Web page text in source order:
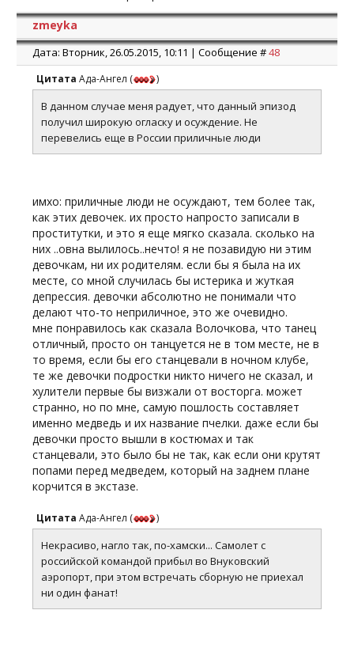
zmeyka
Дата: Вторник, 26.05.2015, 10:11 | Сообщение #48
Цитата Ада-Ангел ( )
В данном случае меня радует, что данный эпизод
получил широкую огласку и осуждение. Не
перевелись еще в России приличные люди
имхо: приличные люди не осуждают, тем более так,
как этих девочек. их просто напросто записали в
проститутки, и это я еще мягко сказала. сколько на
них ..овна вылилось..нечто! я не позавидую ни этим
девочкам, ни их родителям. если бы я была на их
месте, со мной случилась бы истерика и жуткая
депрессия. девочки абсолютно не понимали что
делают что-то неприличное, это же очевидно.
мне понравилось как сказала Волочкова, что танец
отличный, просто он танцуется не в том месте, не в
то время, если бы его станцевали в ночном клубе,
те же девочки подростки никто ничего не сказал, и
хулители первые бы визжали от восторга. может
странно, но по мне, самую пошлость составляет
именно медведь и их название пчелки. даже если бы
девочки просто вышли в костюмах и так
станцевали, это было бы не так, как если они крутят
попами перед медведем, который на заднем плане
корчится в экстазе.
Цитата Ада-Ангел ( )
Некрасиво, нагло так, по-хамски... Самолет с
российской командой прибыл во Внуковский
аэропорт, при этом встречать сборную не приехал
ни один фанат!